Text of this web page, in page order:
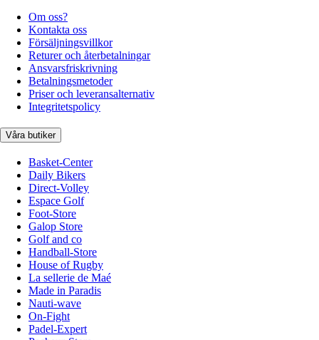
Om oss?
Kontakta oss
Försäljningsvillkor
Returer och återbetalningar
Ansvarsfriskrivning
Betalningsmetoder
Priser och leveransalternativ
Integritetspolicy
Våra butiker
Basket-Center
Daily Bikers
Direct-Volley
Espace Golf
Foot-Store
Galop Store
Golf and co
Handball-Store
House of Rugby
La sellerie de Maé
Made in Paradis
Nauti-wave
On-Fight
Padel-Expert